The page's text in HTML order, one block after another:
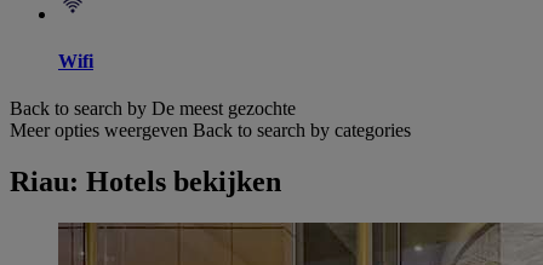
Wifi
Back to search by De meest gezochte
Meer opties weergeven Back to search by categories
Riau: Hotels bekijken